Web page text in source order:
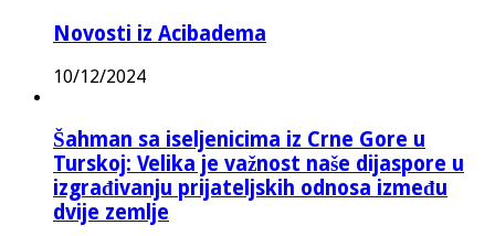
Novosti iz Acibadema
10/12/2024
Šahman sa iseljenicima iz Crne Gore u
Turskoj: Velika je važnost naše dijaspore u
izgrađivanju prijateljskih odnosa između
dvije zemlje